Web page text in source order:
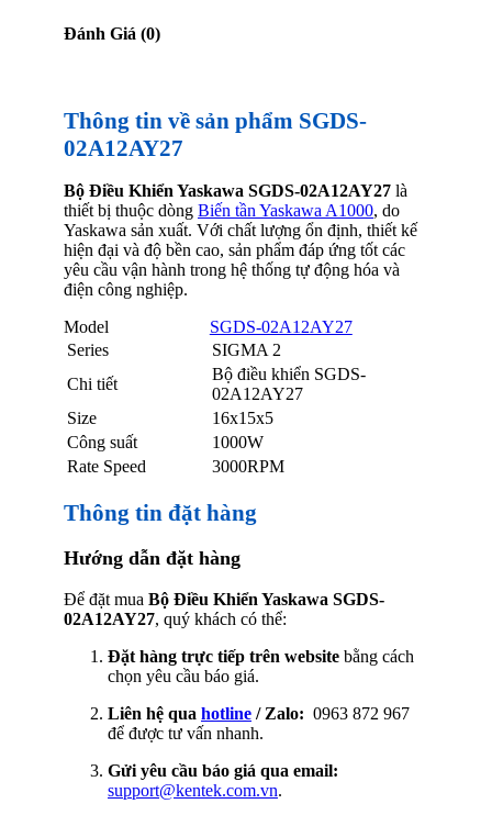
Đánh Giá (0)
Thông tin về sản phẩm SGDS-
02A12AY27
Bộ Điều Khiển Yaskawa SGDS-02A12AY27 là
thiết bị thuộc dòng Biến tần Yaskawa A1000, do
Yaskawa sản xuất. Với chất lượng ổn định, thiết kế
hiện đại và độ bền cao, sản phẩm đáp ứng tốt các
yêu cầu vận hành trong hệ thống tự động hóa và
điện công nghiệp.
Model
SGDS-02A12AY27
Series
SIGMA 2
Chi tiết
Bộ điều khiển SGDS-
02A12AY27
Size
16x15x5
Công suất
1000W
Rate Speed
3000RPM
Thông tin đặt hàng
Hướng dẫn đặt hàng
Để đặt mua Bộ Điều Khiển Yaskawa SGDS-
02A12AY27, quý khách có thể:
Đặt hàng trực tiếp trên website bằng cách
chọn yêu cầu báo giá.
Liên hệ qua hotline / Zalo: 0963 872 967
để được tư vấn nhanh.
Gửi yêu cầu báo giá qua email:
support@kentek.com.vn.